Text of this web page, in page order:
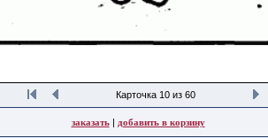
Карточка 10 из 60
заказать| добавить в корзину